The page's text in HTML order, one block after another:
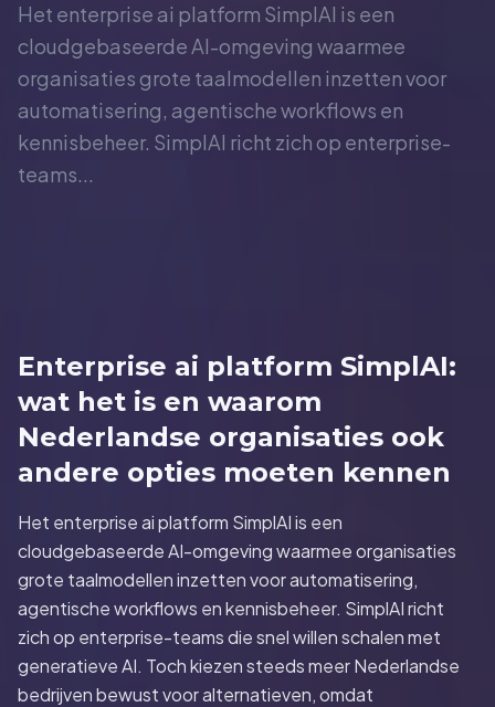
Het enterprise ai platform SimplAI is een
cloudgebaseerde AI-omgeving waarmee
organisaties grote taalmodellen inzetten voor
automatisering, agentische workflows en
kennisbeheer. SimplAI richt zich op enterprise-
teams...
Enterprise ai platform SimplAI:
wat het is en waarom
Nederlandse organisaties ook
andere opties moeten kennen
Het enterprise ai platform SimplAI is een
cloudgebaseerde AI-omgeving waarmee organisaties
grote taalmodellen inzetten voor automatisering,
agentische workflows en kennisbeheer. SimplAI richt
zich op enterprise-teams die snel willen schalen met
generatieve AI. Toch kiezen steeds meer Nederlandse
bedrijven bewust voor alternatieven, omdat